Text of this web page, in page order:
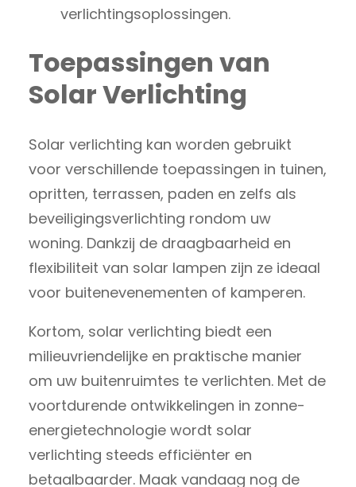
verlichtingsoplossingen.
Toepassingen van
Solar Verlichting
Solar verlichting kan worden gebruikt
voor verschillende toepassingen in tuinen,
opritten, terrassen, paden en zelfs als
beveiligingsverlichting rondom uw
woning. Dankzij de draagbaarheid en
flexibiliteit van solar lampen zijn ze ideaal
voor buitenevenementen of kamperen.
Kortom, solar verlichting biedt een
milieuvriendelijke en praktische manier
om uw buitenruimtes te verlichten. Met de
voortdurende ontwikkelingen in zonne-
energietechnologie wordt solar
verlichting steeds efficiënter en
betaalbaarder. Maak vandaag nog de